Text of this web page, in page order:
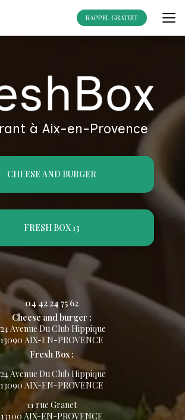
RAPPEL GRATUIT
à Aix-en-Provence
CHEESE AND BURGER
FRESH BOX 13
04 42 24 75 62
Cheese and burger :
Avenue Du Club Hippique
13090 AIX-EN-PROVENCE
Fresh Box :
Avenue Du Club Hippique
13090 AIX-EN-PROVENCE
11 rue Granet
13100 AIX-EN-PROVENCE